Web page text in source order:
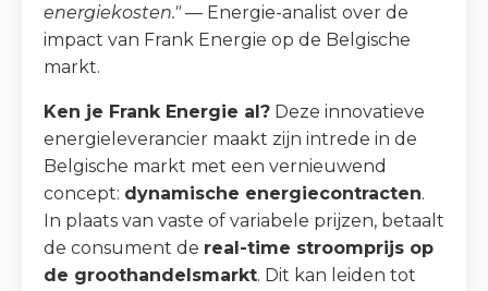
energiekosten."— Energie-analist over de
impact van Frank Energie op de Belgische
markt.
Ken je Frank Energie al? Deze innovatieve
energieleverancier maakt zijn intrede in de
Belgische markt met een vernieuwend
concept: dynamische energiecontracten.
In plaats van vaste of variabele prijzen, betaalt
de consument de real-time stroomprijs op
de groothandelsmarkt. Dit kan leiden tot